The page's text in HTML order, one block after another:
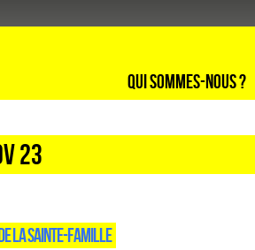
Qui sommes-nous ?
23
LA SAINTE-FAMILLE